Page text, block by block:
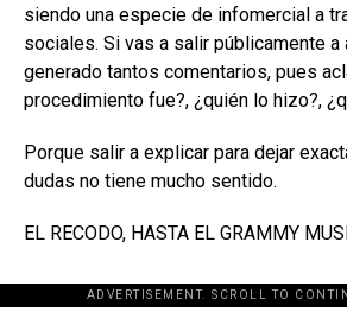
siendo una especie de infomercial a
sociales. Si vas a salir públicamente a
generado tantos comentarios, pues
procedimiento fue?, ¿quién lo hizo?,
Porque salir a explicar para dejar
dudas no tiene mucho sentido.
EL RECODO, HASTA EL GRAMMY
ADVERTISEMENT. SCROLL TO
[adsforwp